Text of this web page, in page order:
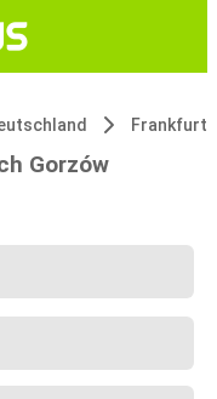
Frankfurt
Gorzów